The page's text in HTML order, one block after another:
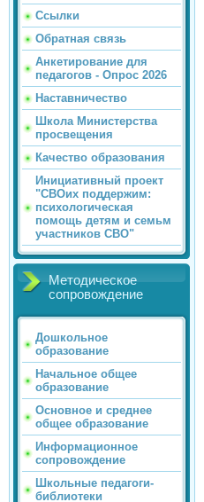
Ссылки
Обратная связь
Анкетирование для
педагогов - Опрос 2026
Наставничество
Школа Министерства
просвещения
Качество образования
Инициативный проект
"СВОих поддержим:
психологическая
помощь детям и семьм
участников СВО"
Методическое
сопровождение
Дошкольное
образование
Начальное общее
образование
Основное и среднее
общее образование
Информационное
сопровождение
Школьные педагоги-
библиотеки